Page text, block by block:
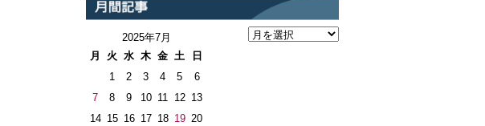
2025年7月
月
火 水 木 金 土 日
1 2 3 4 5
6
7
8 9 10 11 12 13
14 15 16 17 18 19 20